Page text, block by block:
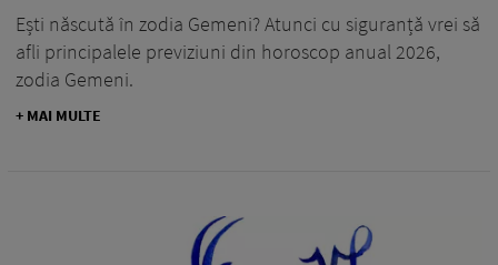
Ești născută în zodia Gemeni? Atunci cu siguranță vrei să
afli principalele previziuni din horoscop anual 2026,
zodia Gemeni.
+ MAI MULTE